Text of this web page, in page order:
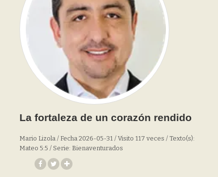
La fortaleza de un corazón rendido
Mario Lizola / Fecha 2026-05-31 / Visito 117 veces / Texto(s):
Mateo 5:5 / Serie: Bienaventurados